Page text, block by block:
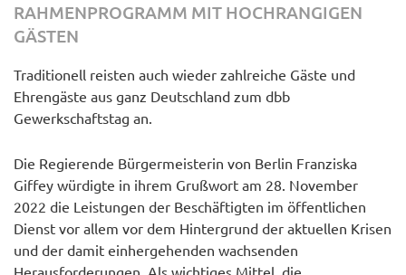
RAHMENPROGRAMM MIT HOCHRANGIGEN
GÄSTEN
Traditionell reisten auch wieder zahlreiche Gäste und
Ehrengäste aus ganz Deutschland zum dbb
Gewerkschaftstag an.
Die Regierende Bürgermeisterin von Berlin Franziska
Giffey würdigte in ihrem Grußwort am 28. November
2022 die Leistungen der Beschäftigten im öffentlichen
Dienst vor allem vor dem Hintergrund der aktuellen Krisen
und der damit einhergehenden wachsenden
Herausforderungen. Als wichtiges Mittel, die